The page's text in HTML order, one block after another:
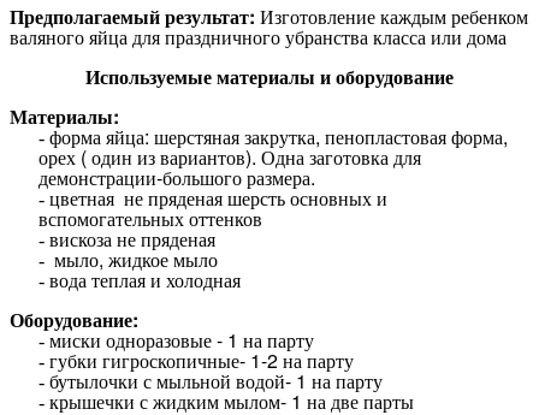
Предполагаемый результат: Изготовление каждым ребенком
валяного яйца для праздничного убранства класса или дома
Используемые материалы и оборудование
Материалы:
форма яйца: шерстяная закрутка, пенопластовая форма,
орех ( один из вариантов). Одна заготовка для
демонстрации-большого размера.
цветная не пряденая шерсть основных и
вспомогательных оттенков
вискоза не пряденая
мыло, жидкое мыло
вода теплая и холодная
Оборудование:
миски одноразовые - 1 на парту
губки гигроскопичные- 1-2 на парту
бутылочки с мыльной водой- 1 на парту
крышечки с жидким мылом- 1 на две парты